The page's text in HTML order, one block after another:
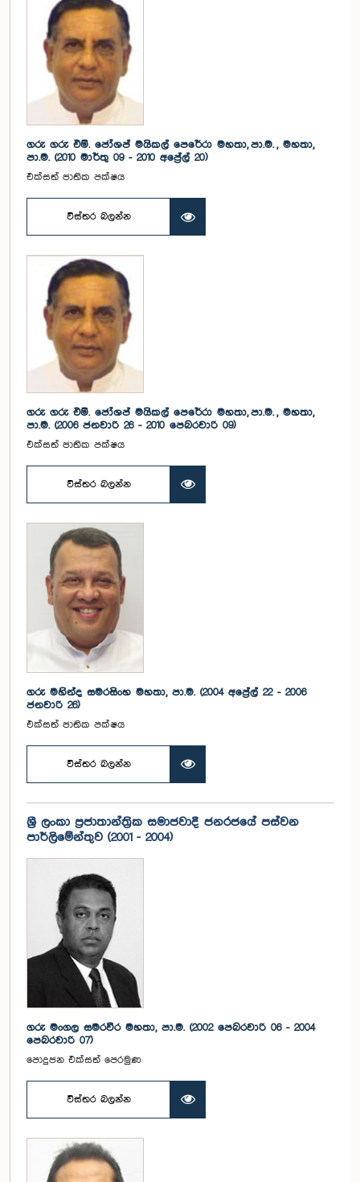
ගරු ගරු එම්. ජෝශප් මයිකල් පෙරේරා මහතා, පා.ම. , මහතා,
පා.ම. (2010 මාර්තු 09 - 2010 අප්‍රේල් 20)
එක්සත් ජාතික පක්ෂය
විස්තර බලන්න
ගරු ගරු එම්. ජෝශප් මයිකල් පෙරේරා මහතා, පා.ම. , මහතා,
පා.ම. (2006 ජනවාරි 26 - 2010 පෙබරවාරි 09)
එක්සත් ජාතික පක්ෂය
විස්තර බලන්න
ගරු මහින්ද සමරසිංහ මහතා, පා.ම. (2004 අප්‍රේල් 22 - 2006
ජනවාරි 26)
එක්සත් ජාතික පක්ෂය
විස්තර බලන්න
ශ්‍රී ලංකා ප්‍රජාතාන්ත්‍රික සමාජවාදී ජනරජයේ පස්වන
පාර්ලිමේන්තුව (2001 - 2004)
ගරු මංගල සමරවීර මහතා, පා.ම. (2002 පෙබරවාරි 06 - 2004
පෙබරවාරි 07)
පොදුජන එක්සත් පෙරමුණ
විස්තර බලන්න